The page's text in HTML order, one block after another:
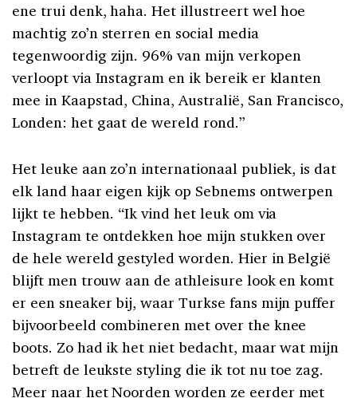
ene trui denk, haha. Het illustreert wel hoe
machtig zo’n sterren en social media
tegenwoordig zijn. 96% van mijn verkopen
verloopt via Instagram en ik bereik er klanten
mee in Kaapstad, China, Australië, San Francisco,
Londen: het gaat de wereld rond.”
Het leuke aan zo’n internationaal publiek, is dat
elk land haar eigen kijk op Sebnems ontwerpen
lijkt te hebben. “Ik vind het leuk om via
Instagram te ontdekken hoe mijn stukken over
de hele wereld gestyled worden. Hier in België
blijft men trouw aan de athleisure look en komt
er een sneaker bij, waar Turkse fans mijn puffer
bijvoorbeeld combineren met over the knee
boots. Zo had ik het niet bedacht, maar wat mijn
betreft de leukste styling die ik tot nu toe zag.
Meer naar het Noorden worden ze eerder met